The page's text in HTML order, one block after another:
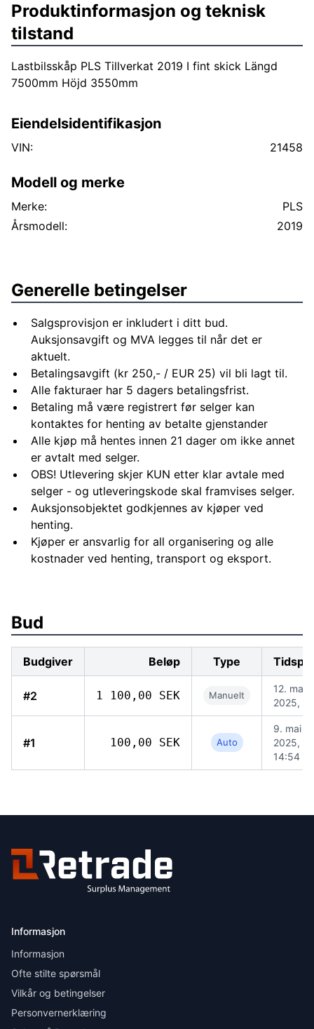
Produktinformasjon og teknisk
tilstand
Lastbilsskåp PLS Tillverkat 2019 I fint skick Längd
7500mm Höjd 3550mm
Eiendelsidentifikasjon
VIN: 21458
Modell og merke
Merke:
PLS
Årsmodell:
2019
Generelle betingelser
Salgsprovisjon er inkludert i ditt bud.
Auksjonsavgift og MVA legges til når det er
aktuelt.
Betalingsavgift (kr 250,- / EUR 25) vil bli lagt til.
Alle fakturaer har 5 dagers betalingsfrist.
Betaling må være registrert før selger kan
kontaktes for henting av betalte gjenstander
Alle kjøp må hentes innen 21 dager om ikke annet
er avtalt med selger.
OBS! Utlevering skjer KUN etter klar avtale med
selger - og utleveringskode skal framvises selger.
Auksjonsobjektet godkjennes av kjøper ved
henting.
Kjøper er ansvarlig for all organisering og alle
kostnader ved henting, transport og eksport.
Bud
Budgiver Beløp Type
#2 1 100,00 SEK Manuelt
12. mai
2025,
#1 100,00 SEK Auto
9. mai
2025,
14:54
Informasjon
Informasjon
Ofte stilte spørsmål
Vilkår og betingelser
Personvernerklæring